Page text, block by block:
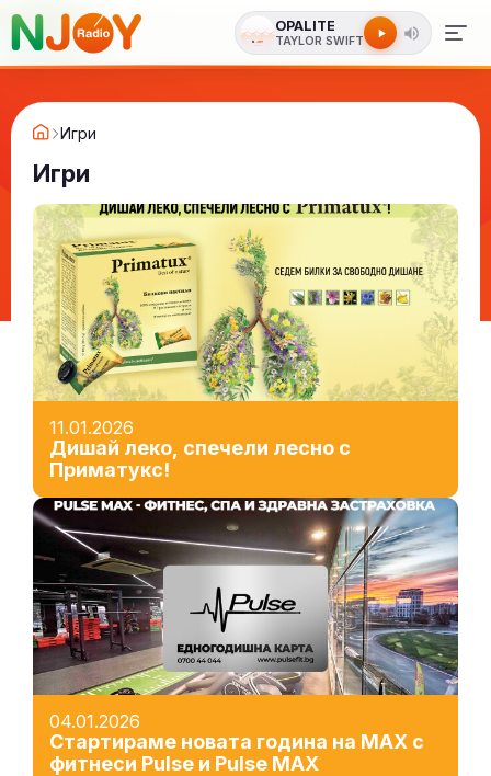
OPALITE
TAYLOR SWIFT
Игри
Игри
11.01.2026
Дишай леко, спечели лесно с
Приматукс!
04.01.2026
Стартираме новата година на MAX с
фитнеси Pulse и Pulse MAX